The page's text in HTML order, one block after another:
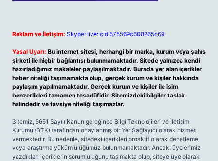
Reklam ve İletişim: Skype: live:.cid.575569c608265c69
Yasal Uyarı: Bu internet sitesi, herhangi bir marka, kurum veya şahıs
şirketi ile hiçbir bağlantısı bulunmamaktadır. Sitede yalnızca kendi
hazırladığımız makaleler paylaşılmaktadır. Burada yer alan içerikler
haber niteliği taşımamakta olup, gerçek kurum ve kişiler hakkında
paylaşım yapılmamaktadır. Gerçek kurum ve kişiler ile isim
benzerlikleri tamamen tesadüfidir. Sitemizdeki bilgiler taslak
halindedir ve tavsiye niteliği taşımazlar.
Sitemiz, 5651 Sayılı Kanun gereğince Bilgi Teknolojileri ve İletişim
Kurumu (BTK) tarafından onaylanmış bir Yer Sağlayıcı olarak hizmet
vermektedir. Bu nedenle, sitedeki içerikleri proaktif olarak denetleme
veya araştırma yükümlülüğümüz bulunmamaktadır. Ancak, üyelerimiz
yazdıkları içeriklerin sorumluluğunu taşımakta olup, siteye üye olarak